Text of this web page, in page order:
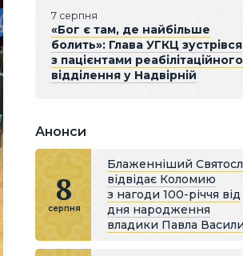
7 серпня
«Бог є там, де найбільше
болить»: Глава УГКЦ зустрівся
з пацієнтами реабілітаційного
відділення у Надвірній
Анонси
8
серпня
Блаженніший
відвідає Коломию
з нагоди 100-річчя від
дня народження
владики Павла